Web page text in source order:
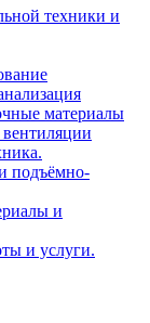
техники и
материалы
подъёмно-
и
и услуги.